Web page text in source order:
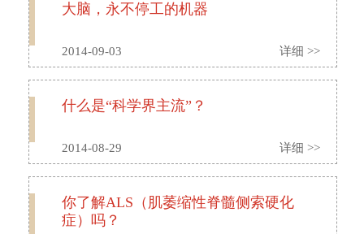
大脑，永不停工的机器
2014-09-03 详细 >>
什么是“科学界主流”？
2014-08-29 详细 >>
你了解ALS（肌萎缩性脊髓侧索硬化
症）吗？